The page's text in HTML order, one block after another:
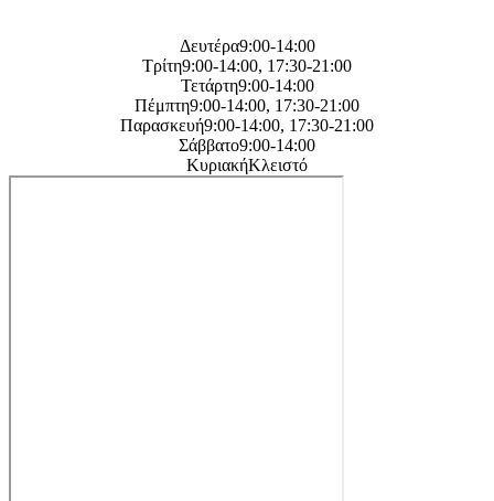
Δευτέρα9:00-14:00
Τρίτη9:00-14:00, 17:30-21:00
Τετάρτη9:00-14:00
Πέμπτη9:00-14:00, 17:30-21:00
Παρασκευή9:00-14:00, 17:30-21:00
Σάββατο9:00-14:00
ΚυριακήΚλειστό